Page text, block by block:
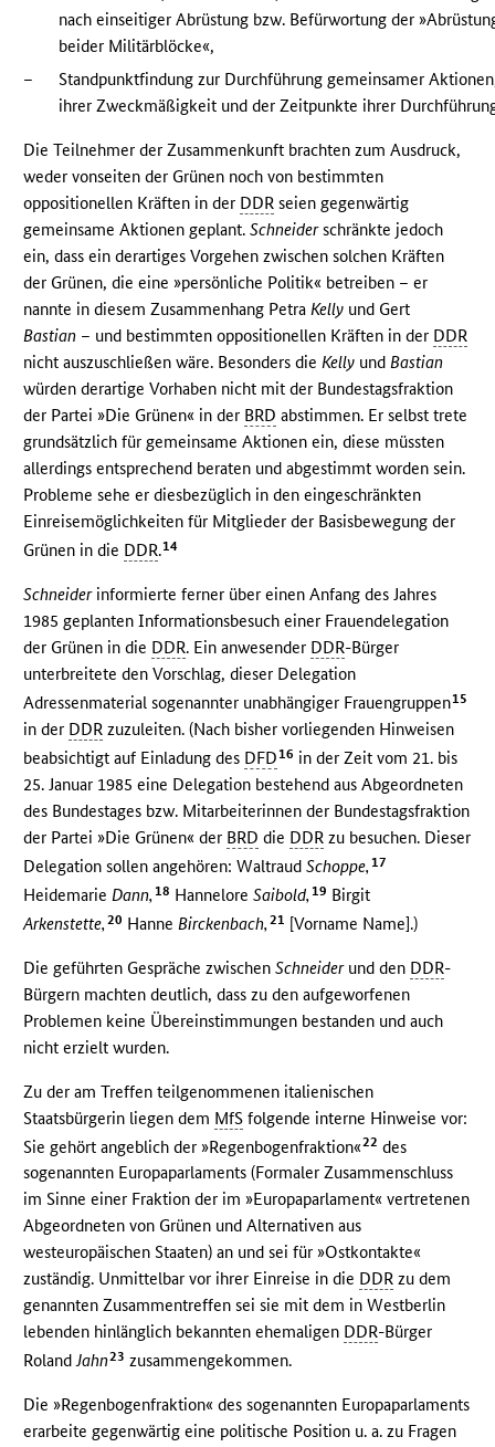
nach einseitiger Abrüstung bzw. Befürwortung der
beider Militärblöcke«,
–
Standpunktfindung zur Durchführung gemeinsamer
ihrer Zweckmäßigkeit und der Zeitpunkte ihrer
Die Teilnehmer der Zusammenkunft brachten zum Ausdruck,
weder vonseiten der Grünen noch von bestimmten
oppositionellen Kräften in der DDR seien gegenwärtig
gemeinsame Aktionen geplant.Schneiderschränkte jedoch
ein, dass ein derartiges Vorgehen zwischen solchen Kräften
der Grünen, die eine »persönliche Politik« betreiben – er
nannte in diesem Zusammenhang PetraKelly und Gert
Bastian – und bestimmten oppositionellen Kräften in der DDR
nicht auszuschließen wäre. Besonders dieKelly undBastian
würden derartige Vorhaben nicht mit der Bundestagsfraktion
der Partei »Die Grünen« in der BRD abstimmen. Er selbst trete
grundsätzlich für gemeinsame Aktionen ein, diese müssten
allerdings entsprechend beraten und abgestimmt worden sein.
Probleme sehe er diesbezüglich in den eingeschränkten
Einreisemöglichkeiten für Mitglieder der Basisbewegung der
Grünen in die DDR.14
Schneider informierte ferner über einen Anfang des Jahres
1985 geplanten Informationsbesuch einer Frauendelegation
der Grünen in die DDR. Ein anwesender DDR-Bürger
unterbreitete den Vorschlag, dieser Delegation
Adressenmaterial sogenannter unabhängiger Frauengruppen15
in der DDR zuzuleiten. (Nach bisher vorliegenden Hinweisen
beabsichtigt auf Einladung des DFD16 in der Zeit vom 21. bis
25. Januar 1985 eine Delegation bestehend aus Abgeordneten
des Bundestages bzw. Mitarbeiterinnen der Bundestagsfraktion
der Partei »Die Grünen« der BRD die DDR zu besuchen. Dieser
Delegation sollen angehören: WaltraudSchoppe,17
Heidemarie Dann, 18 HanneloreSaibold, 19 Birgit
Arkenstette, 20 Hanne Birckenbach, 21 [Vorname Name].)
Die geführten Gespräche zwischenSchneiderund den DDR-
Bürgern machten deutlich, dass zu den aufgeworfenen
Problemen keine Übereinstimmungen bestanden und auch
nicht erzielt wurden.
Zu der am Treffen teilgenommenen italienischen
Staatsbürgerin liegen dem MfS folgende interne Hinweise vor:
Sie gehört angeblich der »Regenbogenfraktion«22 des
sogenannten Europaparlaments (Formaler Zusammenschluss
im Sinne einer Fraktion der im »Europaparlament« vertretenen
Abgeordneten von Grünen und Alternativen aus
westeuropäischen Staaten) an und sei für »Ostkontakte«
zuständig. Unmittelbar vor ihrer Einreise in die DDR zu dem
genannten Zusammentreffen sei sie mit dem in Westberlin
lebenden hinlänglich bekannten ehemaligen DDR-Bürger
RolandJahn23 zusammengekommen.
Die »Regenbogenfraktion« des sogenannten Europaparlaments
erarbeite gegenwärtig eine politische Position u. a. zu Fragen